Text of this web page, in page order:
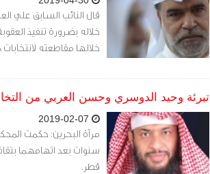
خلاله بضرورة تنفيذ
خلالها مقاطعته لانتخابات 2018
تبرئة وحيد الدوسري وحسن العربي من
سنوات بعد اتهامهما
قطر.